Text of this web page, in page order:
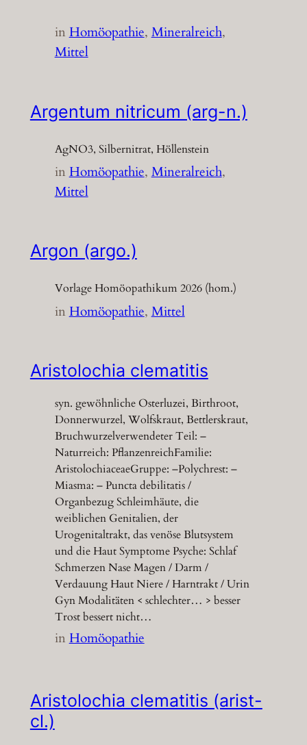
inHomöopathie, Mineralreich
Mittel
Argentum nitricum (arg-n.)
AgNO3, Silbernitrat, Höllenstein
inHomöopathie, Mineralreich
Mittel
Argon (argo.)
Vorlage Homöopathikum 2026 (hom.)
inHomöopathie, Mittel
Aristolochia clematitis
syn. gewöhnliche Osterluzei, Birthroot,
Donnerwurzel, Wolfskraut, Bettlerskraut,
Bruchwurzelverwendeter Teil: –
Naturreich: PflanzenreichFamilie:
AristolochiaceaeGruppe: –Polychrest: –
Miasma: – Puncta debilitatis /
Organbezug Schleimhäute, die
weiblichen Genitalien, der
Urogenitaltrakt, das venöse Blutsystem
und die Haut Symptome Psyche: Schlaf
Schmerzen Nase Magen / Darm /
Verdauung Haut Niere / Harntrakt / Urin
Gyn Modalitäten < schlechter… > besser
Trost bessert nicht…
inHomöopathie
Aristolochia clematitis (arist-
cl.)